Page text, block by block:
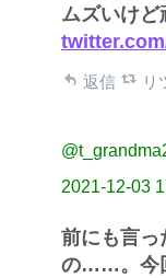
ムズいけど
返信 リ
2021-12-03
前にも言っ
の……。今